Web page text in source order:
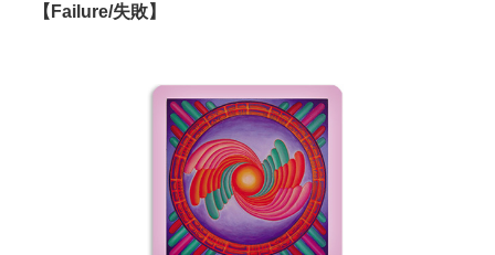
【Failure/失敗】